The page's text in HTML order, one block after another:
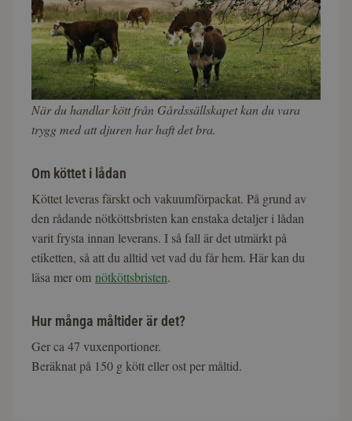
När du handlar kött från Gårdssällskapet kan du vara
trygg med att djuren har haft det bra.
Om köttet i lådan
Köttet leveras färskt och vakuumförpackat. På grund av
den rådande nötköttsbristen kan enstaka detaljer i lådan
varit frysta innan leverans. I så fall är det utmärkt på
etiketten, så att du alltid vet vad du får hem. Här kan du
läsa mer om nötköttsbristen.
Hur många måltider är det?
Ger ca 47 vuxenportioner.
Beräknat på 150 g kött eller ost per måltid.